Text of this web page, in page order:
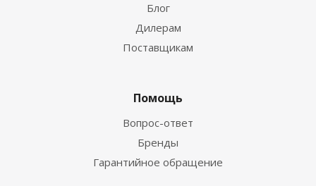
Блог
Дилерам
Поставщикам
Помощь
Вопрос-ответ
Бренды
Гарантийное обращение